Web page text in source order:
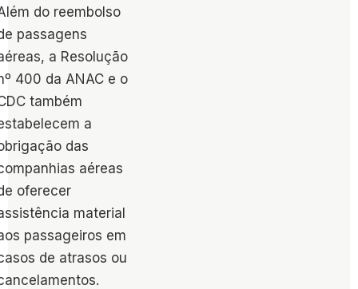
do reembolso​
passagens
a Resolução
400 da ANAC e o
também
a
das
aéreas
oferecer
material
passageiros em
de atrasos ou